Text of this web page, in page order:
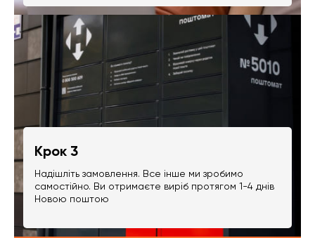
Крок 3
Надішліть замовлення. Все інше ми зробимо
самостійно. Ви отримаєте виріб протягом 1-4 днів
Новою поштою